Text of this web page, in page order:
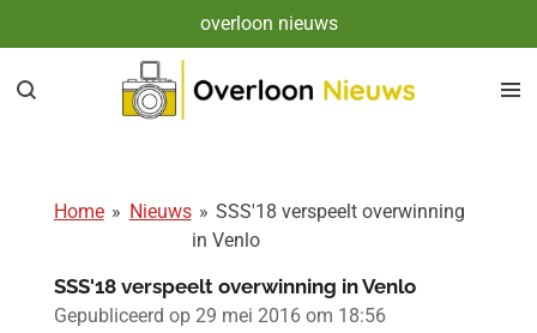
direct
naar
overloon nieuws
Home » Nieuws » SSS'18 verspeelt overwinning
in Venlo
SSS'18 verspeelt overwinning in Venlo
Gepubliceerd op 29 mei 2016 om 18:56